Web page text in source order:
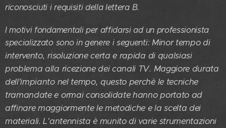
riconosciuti i requisiti della lettera B.
I motivi fondamentali per affidarsi ad un professionista
specializzato sono in genere i seguenti: Minor tempo di
intervento, risoluzione certa e rapida di qualsiasi
problema alla ricezione dei canali TV. Maggiore durata
dell'impianto nel tempo, questo perchè le tecniche
tramandate e ormai consolidate hanno portato ad
affinare maggiormente le metodiche e la scelta dei
materiali. L'antennista è munito di varie strumentazioni